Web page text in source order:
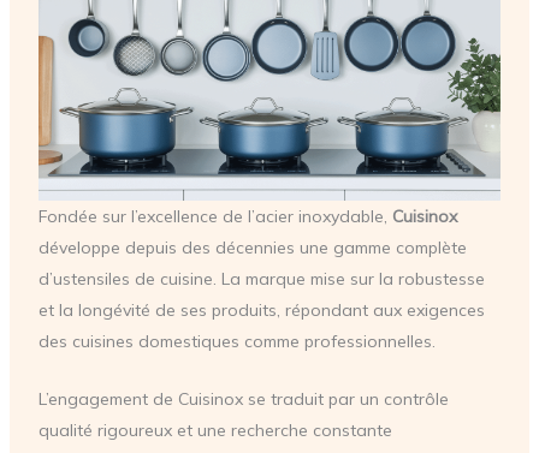
Fondée sur l’excellence de l’acier inoxydable, Cuisinox
développe depuis des décennies une gamme complète
d’ustensiles de cuisine. La marque mise sur la robustesse
et la longévité de ses produits, répondant aux exigences
des cuisines domestiques comme professionnelles.
L’engagement de Cuisinox se traduit par un contrôle
qualité rigoureux et une recherche constante